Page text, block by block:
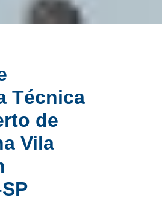
Técnica
de
Vila